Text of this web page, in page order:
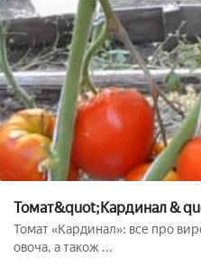
Томат&quot;Кардинал &
вирощування
Томат «Кардинал»: все про
овоча, а також ...